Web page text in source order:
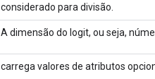
considerado para divisão.
A dimensão do logit, ou seja,
carrega valores de atributos